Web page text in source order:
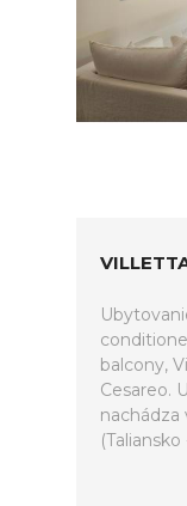
balcony,
Cesareo.
(Taliansko